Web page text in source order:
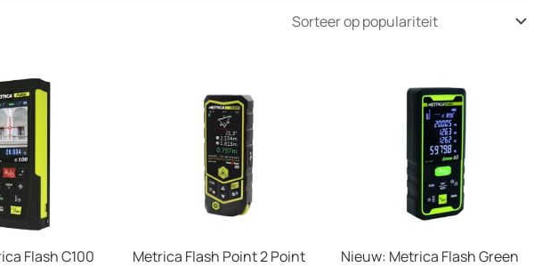
Flash C100
Metrica Flash Point 2 Point
Nieuw: Metrica Flash Green